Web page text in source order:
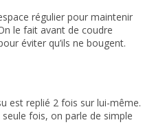
régulier pour maintenir
le fait avant de coudre
éviter qu’ils ne bougent.
est replié 2 fois sur lui-même.
seule fois, on parle de simple